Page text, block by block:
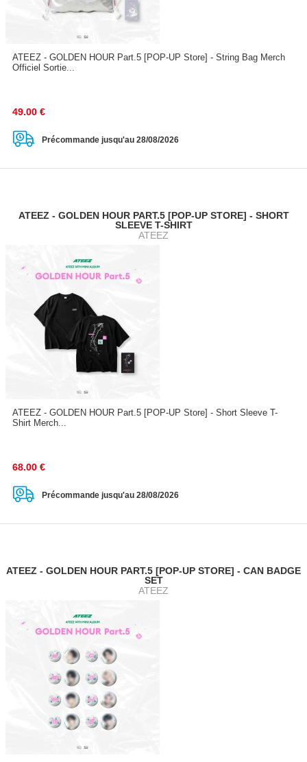
ATEEZ - GOLDEN HOUR Part.5 [POP-UP Store] - String Bag Merch
Officiel Sortie...
49.00 €
Précommande jusqu'au 28/08/2026
ATEEZ - GOLDEN HOUR PART.5 [POP-UP STORE] - SHORT
SLEEVE T-SHIRT
ATEEZ
ATEEZ - GOLDEN HOUR Part.5 [POP-UP Store] - Short Sleeve T-
Shirt Merch...
68.00 €
Précommande jusqu'au 28/08/2026
ATEEZ - GOLDEN HOUR PART.5 [POP-UP STORE] - CAN BADGE
SET
ATEEZ